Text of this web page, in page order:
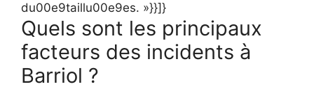
du00e9taillu00e9es. »}}]}
Quels sont les principaux
facteurs des incidents à
Barriol ?